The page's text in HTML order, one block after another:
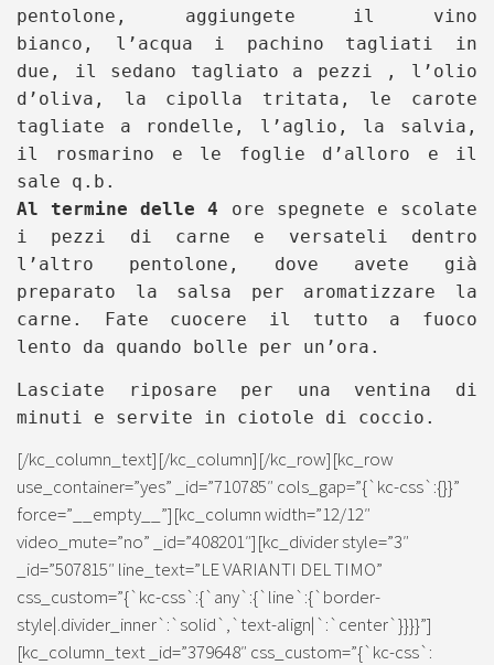
pentolone, aggiungete il vino
bianco, l’acqua i pachino tagliati in
due, il sedano tagliato a pezzi , l’olio
d’oliva, la cipolla tritata, le carote
tagliate a rondelle, l’aglio, la salvia,
il rosmarino e le foglie d’alloro e il
sale q.b.
Al termine delle 4 ore spegnete e scolate
i pezzi di carne e versateli dentro
l’altro pentolone, dove avete già
preparato la salsa per aromatizzare la
carne. Fate cuocere il tutto a fuoco
lento da quando bolle per un’ora.
Lasciate riposare per una ventina di
minuti e servite in ciotole di coccio.
[/kc_column_text][/kc_column][/kc_row][kc_row
use_container=”yes” _id=”710785″ cols_gap=”{`kc-css`:{}}”
force=”__empty__”][kc_column width=”12/12″
video_mute=”no” _id=”408201″][kc_divider style=”3″
_id=”507815″ line_text=”LE VARIANTI DEL TIMO”
css_custom=”{`kc-css`:{`any`:{`line`:{`border-
style|.divider_inner`:`solid`,`text-align|`:`center`}}}}”]
[kc_column_text _id=”379648″ css_custom=”{`kc-css`: